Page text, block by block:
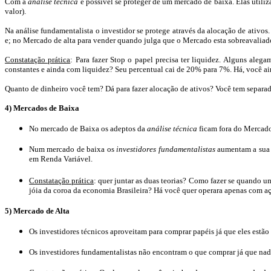
valor).
Na análise fundamentalista o investidor se protege através da alocação de
e; no Mercado de alta para vender quando julga que o Mercado esta
Constatação prática: Para fazerStop o papel precisa ter liquidez. Alguns
constantes e ainda com liquidez? Seu percentual cai de 20% para 7%. Há, você
Quanto de dinheiro você tem? Dá para fazer alocação de ativos? Você tem
4) Mercados de Baixa
No mercado de Baixa os adeptos da análise técnica ficam fora do
Num mercado de baixa osinvestidores fundamentalistasaumentam a
em Renda Variável.
Constatação prática: quer juntar as duas teorias? Como fazer se quando
jóia da coroa da economia Brasileira? Há você quer operara apenas com
5) Mercado de Alta
Os investidores técnicos aproveitam para comprar papéis já que eles
Os investidores fundamentalistas não encontram o que comprar já que